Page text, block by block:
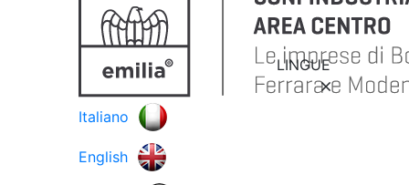
LINGUE
Italiano
English